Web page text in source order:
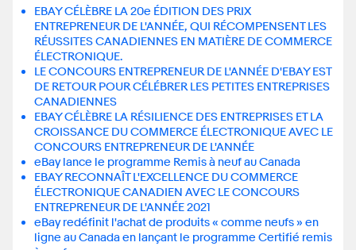
EBAY CÉLÈBRE LA 20e ÉDITION DES PRIX
ENTREPRENEUR DE L'ANNÉE, QUI RÉCOMPENSENT LES
RÉUSSITES CANADIENNES EN MATIÈRE DE COMMERCE
ÉLECTRONIQUE.
LE CONCOURS ENTREPRENEUR DE L'ANNÉE D'EBAY EST
DE RETOUR POUR CÉLÉBRER LES PETITES ENTREPRISES
CANADIENNES
EBAY CÉLÈBRE LA RÉSILIENCE DES ENTREPRISES ET LA
CROISSANCE DU COMMERCE ÉLECTRONIQUE AVEC LE
CONCOURS ENTREPRENEUR DE L'ANNÉE
eBay lance le programme Remis à neuf au Canada
EBAY RECONNAÎT L'EXCELLENCE DU COMMERCE
ÉLECTRONIQUE CANADIEN AVEC LE CONCOURS
ENTREPRENEUR DE L'ANNÉE 2021
eBay redéfinit l'achat de produits « comme neufs » en
ligne au Canada en lançant le programme Certifié remis